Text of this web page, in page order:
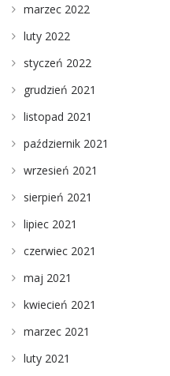
marzec 2022
luty 2022
styczeń 2022
grudzień 2021
listopad 2021
październik 2021
wrzesień 2021
sierpień 2021
lipiec 2021
czerwiec 2021
maj 2021
kwiecień 2021
marzec 2021
luty 2021